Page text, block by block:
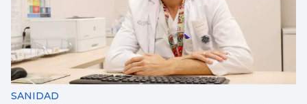
SANIDAD